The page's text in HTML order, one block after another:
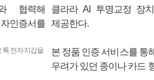
전자지갑을
클라라 AI 투명교정 장
제공한다.
본 정품 인증 서비스를 통
우려가 있던 종이나 카드